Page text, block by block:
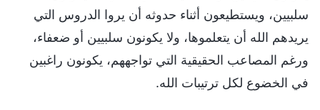
سلبيين، ويستطيعون أثناء حدوثه أن يروا الدروس التي
يريدهم الله أن يتعلموها، ولا يكونون سلبيين أو ضعفاء،
ورغم المصاعب الحقيقية التي تواجههم، يكونون راغبين
في الخضوع لكل ترتيبات الله.